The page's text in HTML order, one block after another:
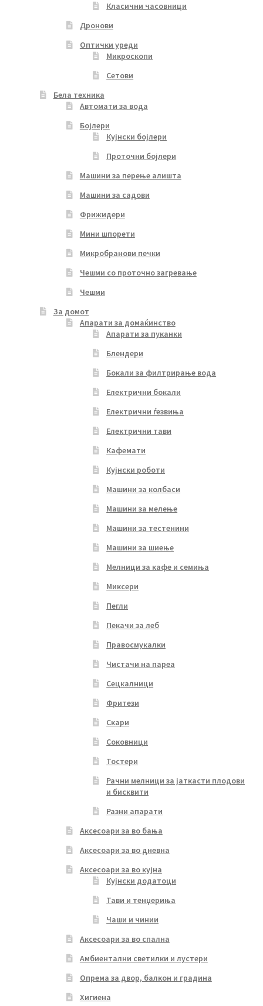
Класични часовници
Дронови
Оптички уреди
Микроскопи
Сетови
Бела техника
Автомати за вода
Бојлери
Кујнски бојлери
Проточни бојлери
Машини за перење алишта
Машини за садови
Фрижидери
Мини шпорети
Микробранови печки
Чешми со проточно загревање
Чешми
За домот
Апарати за домаќинство
Апарати за пуканки
Блендери
Бокали за филтрирање вода
Електрични бокали
Електрични ѓезвиња
Електрични тави
Кафемати
Кујнски роботи
Машини за колбаси
Машини за мелење
Машини за тестенини
Машини за шиење
Мелници за кафе и семиња
Миксери
Пегли
Пекачи за леб
Правосмукалки
Чистачи на пареа
Сецкалници
Фритези
Скари
Соковници
Тостери
Рачни мелници за јаткасти плодови
и бисквити
Разни апарати
Аксесоари за во бања
Аксесоари за во дневна
Аксесоари за во кујна
Кујнски додатоци
Тави и тенџериња
Чаши и чинии
Аксесоари за во спална
Амбиентални светилки и лустери
Опрема за двор, балкон и градина
Хигиена